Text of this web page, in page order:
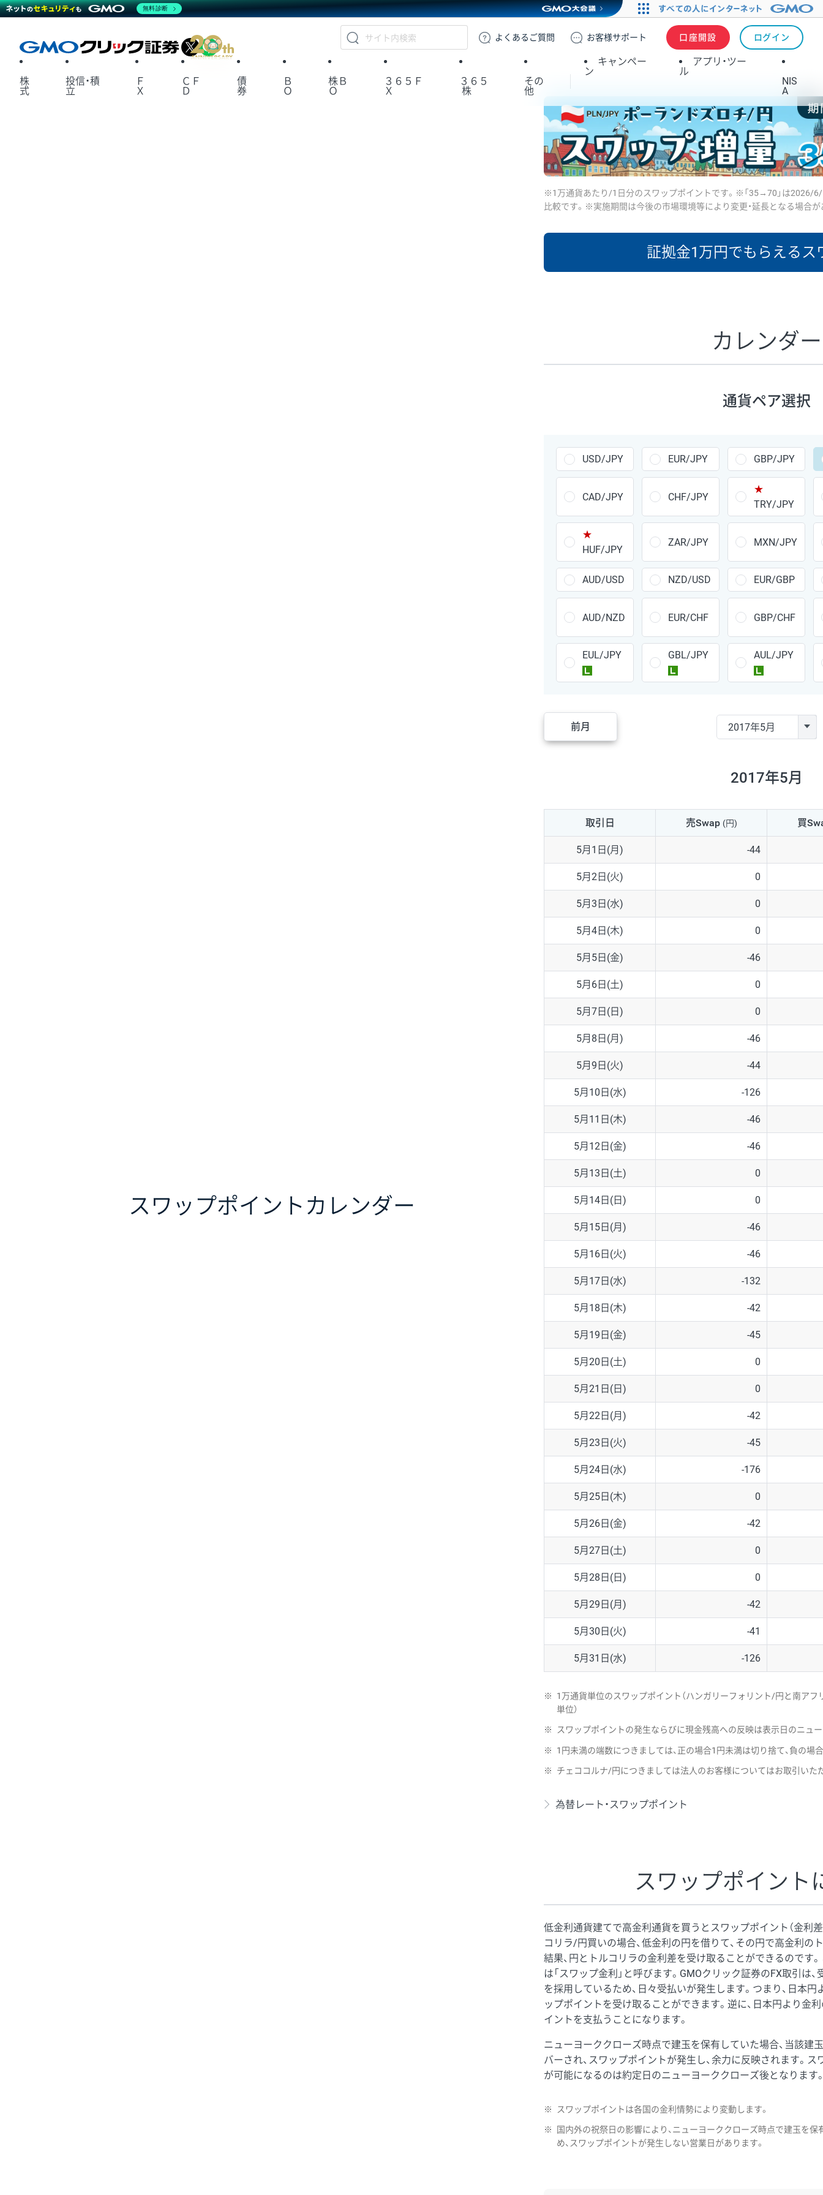
GMOクリック証券
よくある ご質問 お客様サポート 口座開設 ログイン
X
株
式
投信・積
立
Ｆ
Ｘ
ＣＦ
Ｄ
債
券
Ｂ
Ｏ
株Ｂ
Ｏ
３６５Ｆ
Ｘ
３６５
株
その
他
キャンペー
ン
アプリ・ツー
ル
NIS
A
スワップポイント カレンダー
※1万通貨あたり/1日分のスワップポイントです。※「35→70」は2026/6/
比較です。※実施期間は今後の市場環境等により変更・延長となる場合が
証拠金1万円でもらえるス
あたりの
ポイント
GBP/JPY 170円
AUD/JPY 106円
NZD/JPY 28円
CAD/JPY 38円
CHF/JPY 34円
PLN/JPY 35円
HUF/JPY 16円
ZAR/JPY 130円
MXN/JPY 140円
AUD/USD
NZD/USD 41円
EUR/GBP 71円
EUR/AUD 103円
GBP/AUD 43円
AUD/NZD 66円
EUR/CHF 111円
GBP/CHF 220円
USD/CHF 160円
※2026/6/30の当社のスワップポイントおよび、同日の為替レートに
※取引証拠金は同日の当社為替レート（ニューヨーククローズ・MIDレ
※ハンガリーフォリント/円と南アフリカランド/円とメキシコペソ/
カレンダー
通貨ペア選択
USD/JPY EUR/JPY GBP/JPY
CAD/JPY CHF/JPY
★
TRY/JPY
★
HUF/JPY
ZAR/JPY MXN/JPY
AUD/USD NZD/USD EUR/GBP
AUD/NZD EUR/CHF GBP/CHF
EUL/JPY
GBL/JPY
AUL/JPY
前月
2017年5月
取引日 売Swap (円) 買
5月1日(月) -44
5月2日(火) 0
5月3日(水) 0
5月4日(木) 0
5月5日(金) -46
5月6日(土) 0
5月7日(日) 0
5月8日(月) -46
5月9日(火) -44
5月10日(水) -126
5月11日(木) -46
5月12日(金) -46
5月13日(土) 0
5月14日(日) 0
5月15日(月) -46
5月16日(火) -46
5月17日(水) -132
5月18日(木) -42
5月19日(金) -45
5月20日(土) 0
5月21日(日) 0
5月22日(月) -42
5月23日(火) -45
5月24日(水) -176
5月25日(木) 0
5月26日(金) -42
5月27日(土) 0
5月28日(日) 0
5月29日(月) -42
5月30日(火) -41
5月31日(水) -126
※
1万通貨単位のスワップポイント（ハンガリーフォリント/円と南ア
単位）
※ スワップポイントの発生ならびに現金残高への反映は表示日のニュ
※ 1円未満の端数につきましては、正の場合1円未満は切り捨て、負の場
※ チェココルナ/円につきましては法人のお客様についてはお取引いた
為替レート・スワップポイント
スワップポイント
低金利通貨建てで高金利通貨を買うとスワップポイント（金利
コリラ/円買いの場合、低金利の円を借りて、その円で高金利の
結果、円とトルコリラの金利差を受け取ることができるのです
は「スワップ金利」と呼びます。GMOクリック証券のFX取引は
を採用しているため、日々受払いが発生します。つまり、日本
ップポイントを受け取ることができます。逆に、日本円より金
イントを支払うことになります。
ニューヨーククローズ時点で建玉を保有していた場合、当該建
バーされ、スワップポイントが発生し、余力に反映されます。
が可能になるのは約定日のニューヨーククローズ後となります
※ スワップポイントは各国の金利情勢により変動します。
※
国内外の祝祭日の影響により、ニューヨーククローズ時点で建玉を
め、スワップポイントが発生しない営業日があります。
無料診断